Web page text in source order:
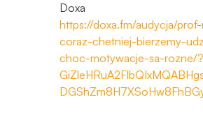
Doxa
https://doxa.fm/audycja/
coraz-chetniej-bierzemy-
choc-motywacje-sa-rozne/